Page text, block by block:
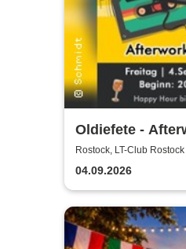
Oldiefete -
Club Rostock
Rostock, LT-Club Rostock
04.09.2026